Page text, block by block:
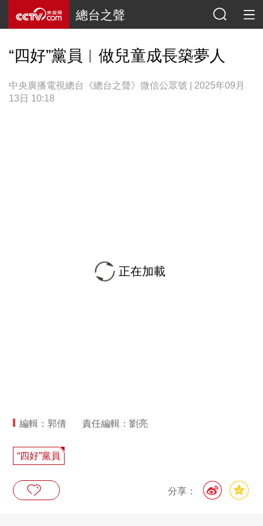
總台之聲
“四好”黨員︱做兒童成長築夢人
中央廣播電視總台《總台之聲》微信公眾號 | 2025年09月
13日 10:18
正在加載
編輯：郭倩 責任編輯：劉亮
“四好”黨員
分享：